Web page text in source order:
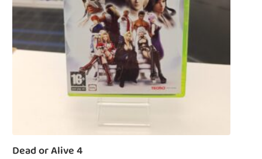
Dead or Alive 4